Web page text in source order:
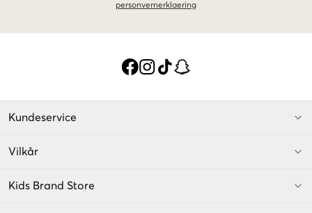
personvernerklaering
Kundeservice
Vilkår
Kids Brand Store